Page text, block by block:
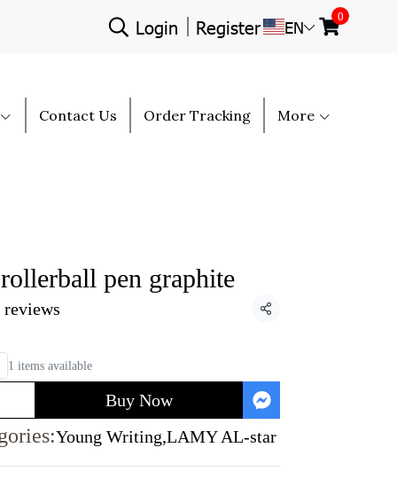
Login Register EN
0
Contact Us Order Tracking More
pen graphite
reviews Share
1 items available
Buy Now
Young Writing,LAMY AL-star